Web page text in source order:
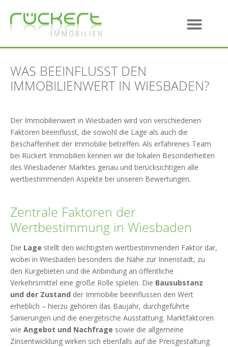
WAS BEEINFLUSST DEN
IMMOBILIENWERT IN WIESBADEN?
Der Immobilienwert in Wiesbaden wird von verschiedenen
Faktoren beeinflusst, die sowohl die Lage als auch die
Beschaffenheit der Immobilie betreffen. Als erfahrenes Team
bei Rückert Immobilien kennen wir die lokalen Besonderheiten
des Wiesbadener Marktes genau und berücksichtigen alle
wertbestimmenden Aspekte bei unseren Bewertungen.
Zentrale Faktoren der
Wertbestimmung in Wiesbaden
Die Lage stellt den wichtigsten wertbestimmenden Faktor dar,
wobei in Wiesbaden besonders die Nähe zur Innenstadt, zu
den Kurgebieten und die Anbindung an öffentliche
Verkehrsmittel eine große Rolle spielen. Die Bausubstanz
und der Zustand der Immobilie beeinflussen den Wert
erheblich – hierzu gehören das Baujahr, durchgeführte
Sanierungen und die energetische Ausstattung. Marktfaktoren
wie Angebot und Nachfrage sowie die allgemeine
Zinsentwicklung wirken sich ebenfalls auf die Preisgestaltung